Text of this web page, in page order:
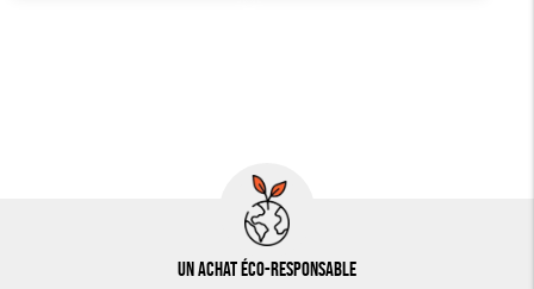
Un achat éco-responsable